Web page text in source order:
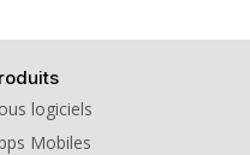
logiciels
Mobiles